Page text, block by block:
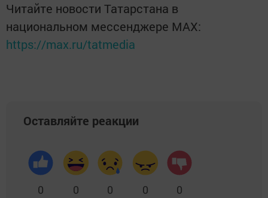
Читайте новости Татарстана в
национальном мессенджере MАХ:
https://max.ru/tatmedia
Оставляйте реакции
0 0 0 0 0